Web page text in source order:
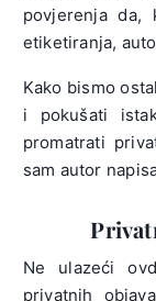
povjerenja
etiketiranja,
Kako bismo
i pokušati
promatrati
sam autor
Ne ulazeći
privatnih